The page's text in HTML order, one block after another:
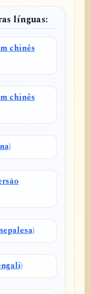
línguas:
chinês
chinês